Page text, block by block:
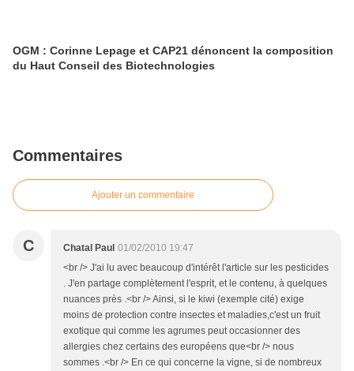
OGM : Corinne Lepage et CAP21 dénoncent la composition
du Haut Conseil des Biotechnologies
Commentaires
Ajouter un commentaire
C Chatal Paul 01/02/2010 19:47
<br /> J'ai lu avec beaucoup d'intérêt l'article sur les pesticides
. J'en partage complètement l'esprit, et le contenu, à quelques
nuances près .<br /> Ainsi, si le kiwi (exemple cité) exige
moins de protection contre insectes et maladies,c'est un fruit
exotique qui comme les agrumes peut occasionner des
allergies chez certains des européens que<br /> nous
sommes .<br /> En ce qui concerne la vigne, si de nombreux